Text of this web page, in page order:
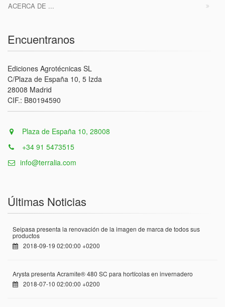
ACERCA DE ...
Encuentranos
Ediciones Agrotécnicas SL
C/Plaza de España 10, 5 Izda
28008 Madrid
CIF.: B80194590
Plaza de España 10, 28008
+34 91 5473515
info@terralia.com
Últimas Noticias
Seipasa presenta la renovación de la imagen de marca de todos sus
productos
2018-09-19 02:00:00 +0200
Arysta presenta Acramite® 480 SC para hortícolas en invernadero
2018-07-10 02:00:00 +0200